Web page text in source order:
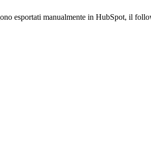
esportati manualmente in HubSpot, il